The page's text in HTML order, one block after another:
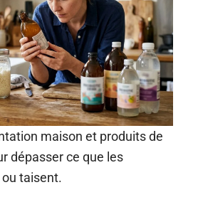
maison et produits de
dépasser ce que les
taisent.